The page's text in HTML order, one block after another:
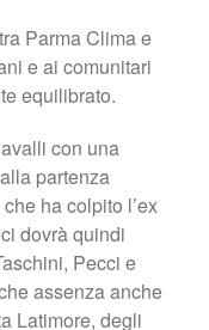
Parma Clima e
e ai comunitari
equilibrato.
con una
partenza
ha colpito l’ex
dovrà quindi
Pecci e
assenza anche
Latimore, degli